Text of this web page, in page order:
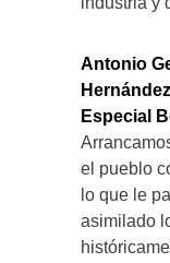
Antonio
Especial
el pueblo
lo que le
asimilado